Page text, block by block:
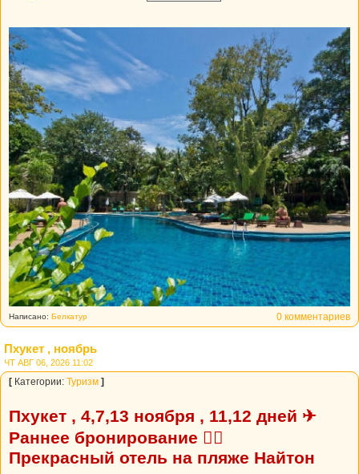
0 комментариев
Написано: Белкатур
Пхукет , ноябрь
ЧТ АВГ 06, 2026 11:02
[ Категории: Туризм ]
Пхукет , 4,7,13 ноября , 11,12 дней ✈
Раннее бронирование 👍🏼
Прекрасный отель на пляже Найтон